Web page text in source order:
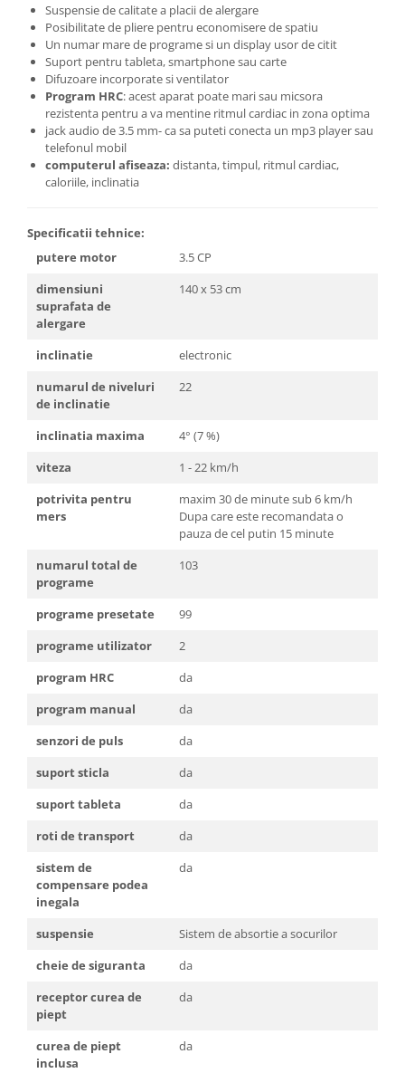
Suspensie de calitate a placii de alergare
Posibilitate de pliere pentru economisere de spatiu
Un numar mare de programe si un display usor de citit
Suport pentru tableta, smartphone sau carte
Difuzoare incorporate si ventilator
Program HRC: acest aparat poate mari sau micsora
rezistenta pentru a va mentine ritmul cardiac in zona optima
jack audio de 3.5 mm- ca sa puteti conecta un mp3 player sau
telefonul mobil
computerul afiseaza: distanta, timpul, ritmul cardiac,
caloriile, inclinatia
Specificatii tehnice:
putere motor
3.5 CP
dimensiuni
suprafata de
alergare
140 x 53 cm
inclinatie
electronic
numarul de niveluri
de inclinatie
22
inclinatia maxima
4° (7 %)
viteza
1 - 22 km/h
potrivita pentru
mers
maxim 30 de minute sub 6 km/h
Dupa care este recomandata o
pauza de cel putin 15 minute
numarul total de
programe
103
programe presetate
99
programe utilizator
2
program HRC
da
program manual
da
senzori de puls
da
suport sticla
da
suport tableta
da
roti de transport
da
sistem de
compensare podea
inegala
da
suspensie
Sistem de absortie a socurilor
cheie de siguranta
da
receptor curea de
piept
da
curea de piept
inclusa
da